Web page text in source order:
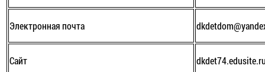
Электронная почта
Сайт